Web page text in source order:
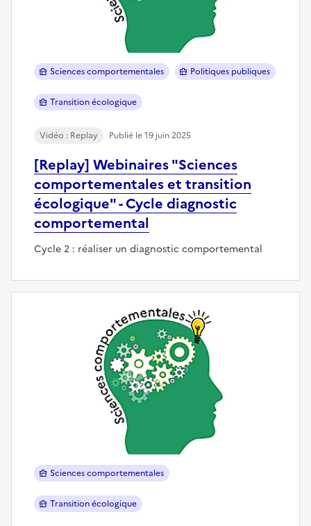
[Replay] Webinaires "Sciences
comportementales et transition
écologique" - Cycle diagnostic
comportemental
Cycle 2 : réaliser un diagnostic comportemental
Sciences comportementales Politiques publiques
Transition écologique
Vidéo : Replay Publié le 19 juin 2025
Sciences comportementales
Transition écologique